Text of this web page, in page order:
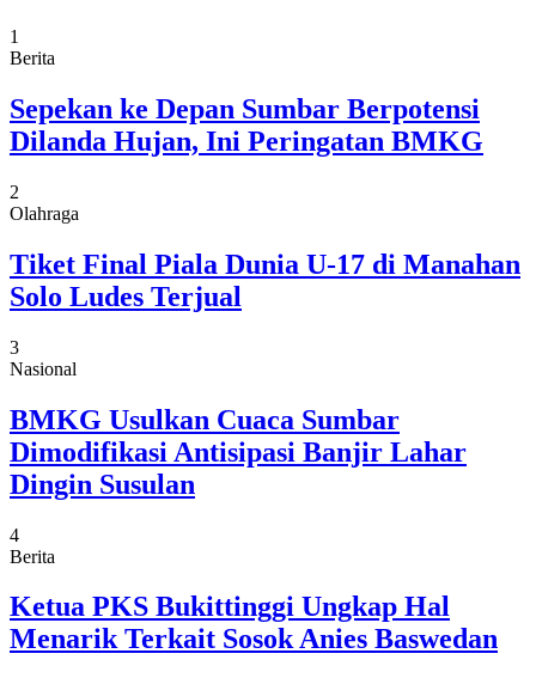
1
Berita
Sepekan ke Depan Sumbar Berpotensi
Dilanda Hujan, Ini Peringatan BMKG
2
Olahraga
Tiket Final Piala Dunia U-17 di Manahan
Solo Ludes Terjual
3
Nasional
BMKG Usulkan Cuaca Sumbar
Dimodifikasi Antisipasi Banjir Lahar
Dingin Susulan
4
Berita
Ketua PKS Bukittinggi Ungkap Hal
Menarik Terkait Sosok Anies Baswedan